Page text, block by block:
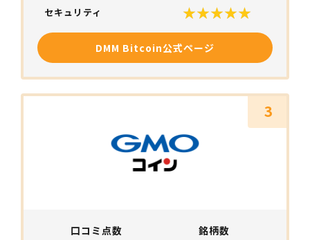
セキュリティ
DMM Bitcoin公式ページ
3
口コミ点数 銘柄数